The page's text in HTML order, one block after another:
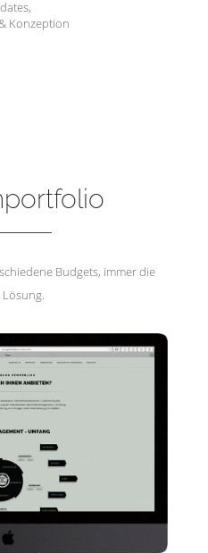
Konzeption
Budgets, immer die
Lösung.